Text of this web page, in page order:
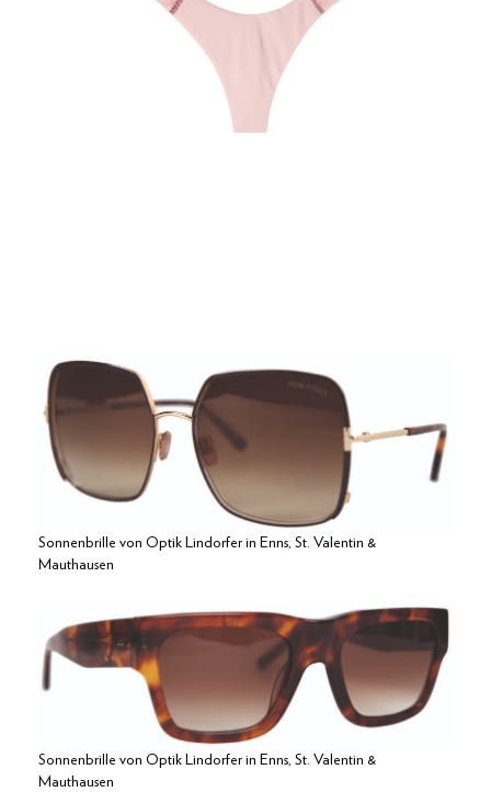
Sonnenbrille von Optik Lindorfer in Enns, St. Valentin &
Mauthausen
Sonnenbrille von Optik Lindorfer in Enns, St. Valentin &
Mauthausen